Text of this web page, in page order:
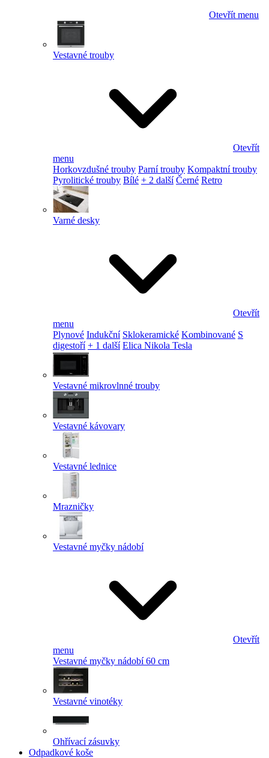
Otevřít menu
Vestavné trouby
Otevřít
menu
Horkovzdušné trouby Parní trouby Kompaktní trouby
Pyrolitické trouby Bílé + 2 další Černé Retro
Varné desky
Otevřít
menu
Plynové Indukční Sklokeramické Kombinované S
digestoří + 1 další Elica Nikola Tesla
Vestavné mikrovlnné trouby
Vestavné kávovary
Vestavné lednice
Mrazničky
Vestavné myčky nádobí
Otevřít
menu
Vestavné myčky nádobí 60 cm
Vestavné vinotéky
Ohřívací zásuvky
Odpadkové koše